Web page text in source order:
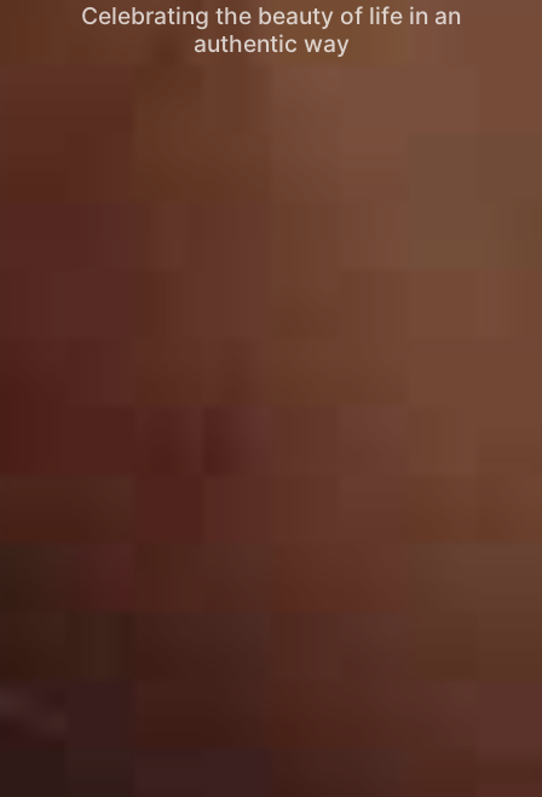
Celebrating the beauty of life in an
authentic way